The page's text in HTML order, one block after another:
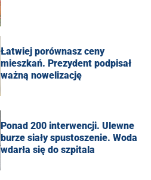
Łatwiej porównasz ceny
mieszkań. Prezydent podpisał
ważną nowelizację
Ponad 200 interwencji. Ulewne
burze siały spustoszenie. Woda
wdarła się do szpitala